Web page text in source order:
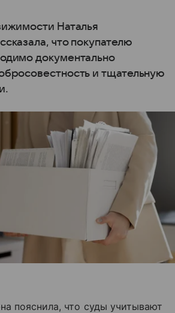
Наталья
что покупателю
документально
и тщательную
пояснила, что суды учитывают